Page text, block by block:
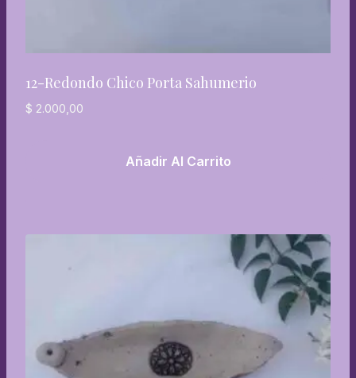
12-Redondo Chico Porta Sahumerio
$ 2.000,00
Añadir Al Carrito